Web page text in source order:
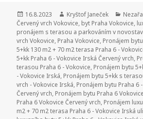
Publikováno:
16.8.2023 Autor:
Kryštof Janeček
Červený vrch Vokovice, byt Praha Vokovice,
pronájem s terasou a parkováním v
vrch Vokovice, Praha Vokovice, Pronájem
5+kk 130 m2 + 70 m2 terasa Praha 6 -
5+kk Praha 6 - Vokovice Irská Červený vrch,
terasou Praha 6 - Vokovice, Pronájem bytu
- Vokovice Irská, Pronájem bytu 5+kk s
vrch - Vokovice Irská, Pronájem bytu Praha 6
Červený vrch, Pronájem bytu Praha 6 Vokovice
Praha 6 Vokovice Červený vrch, Pronájem
m2 + 70 m2 terasa Praha 6 - Vokovice Irská